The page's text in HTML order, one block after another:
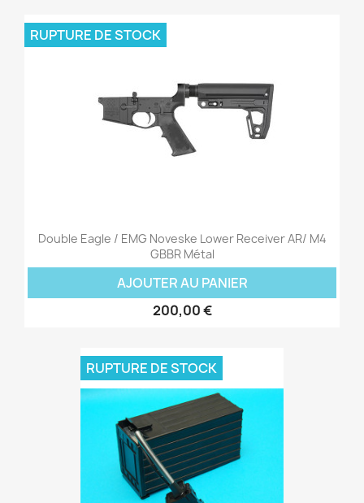
Double Eagle / EMG Noveske Lower Receiver AR/ M4
GBBR Métal
AJOUTER AU PANIER
200,00 €
RUPTURE DE STOCK
RUPTURE DE STOCK